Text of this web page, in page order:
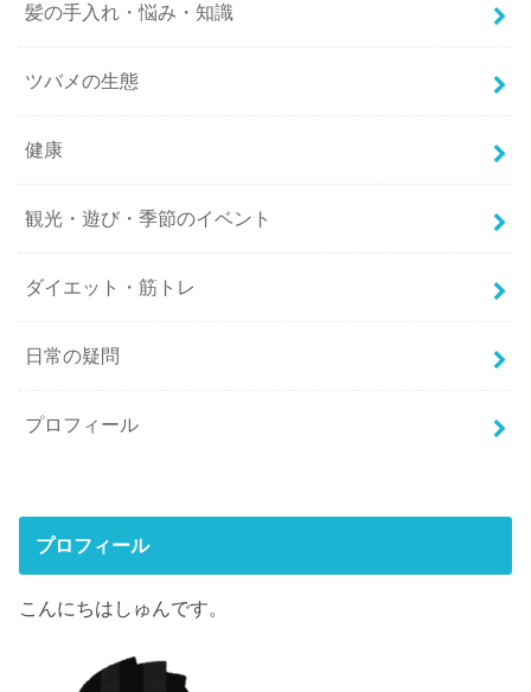
髪の手入れ・悩み・知識
ツバメの生態
健康
観光・遊び・季節のイベント
ダイエット・筋トレ
日常の疑問
プロフィール
プロフィール
こんにちはしゅんです。